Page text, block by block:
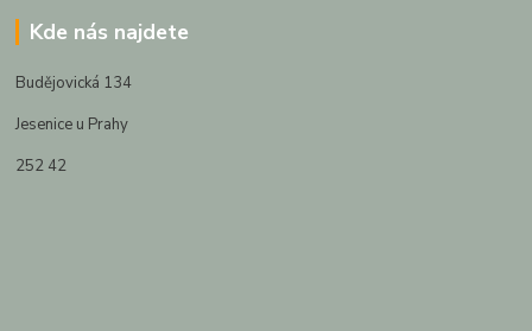
Kde nás najdete
Budějovická 134
Jesenice u Prahy
252 42